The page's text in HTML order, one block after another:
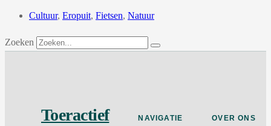
Cultuur, Eropuit, Fietsen, Natuur
Zoeken
Toeractief NAVIGATIE OVER ONS